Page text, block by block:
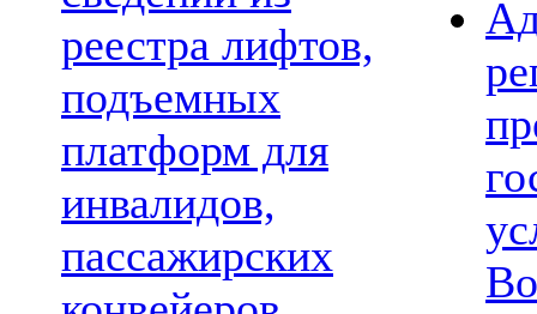
реестра лифтов,
подъемных
платформ для
инвалидов,
пассажирских